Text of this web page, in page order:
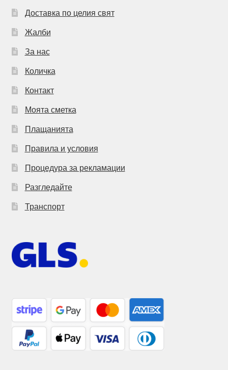
Доставка по целия свят
Жалби
За нас
Количка
Контакт
Моята сметка
Плащанията
Правила и условия
Процедура за рекламации
Разгледайте
Транспорт